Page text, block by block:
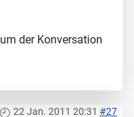
um der Konversation
22 Jan. 2011 20:31 #27